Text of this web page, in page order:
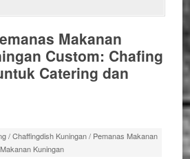
Makanan
Custom: Chafing
Catering dan
/Chaffingdish Kuningan/ Pemanas Makanan
Kuningan